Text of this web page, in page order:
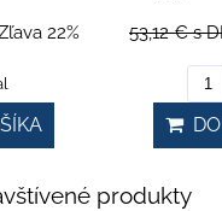
22% 53,12 €s
DO
produkty